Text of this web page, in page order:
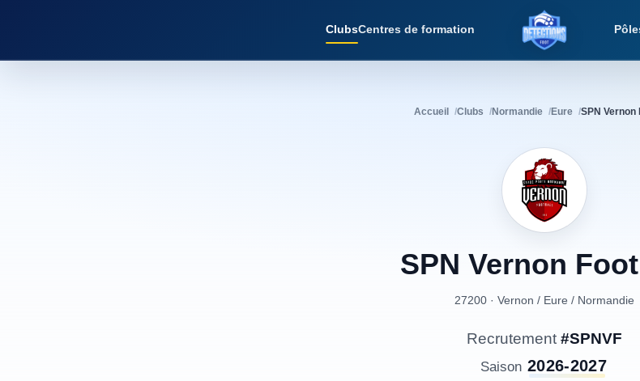
ClubsCentres de formation
Détections
Accueil Clubs Normandie Eure SPN Vernon
SPN Vernon
27200 · Vernon / Eure / Normandie
Recrutement #SPNVF
Saison 2026-2027